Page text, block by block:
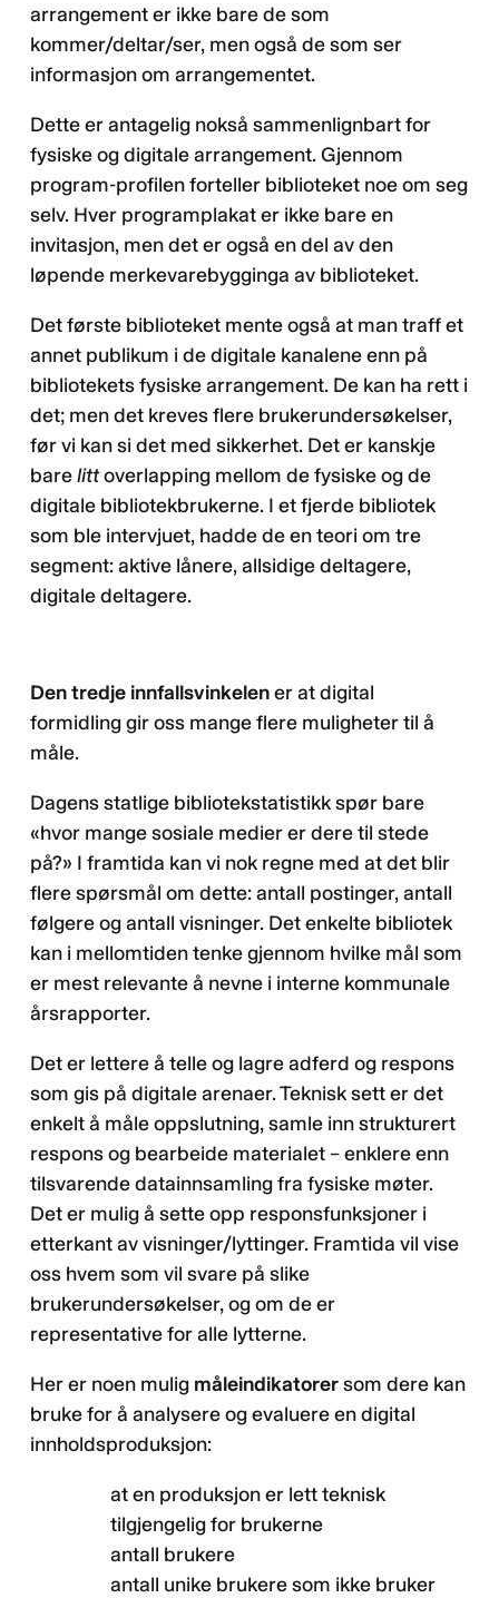
arrangement er ikke bare de som
kommer/deltar/ser, men også de som ser
informasjon om arrangementet.
Dette er antagelig nokså sammenlignbart for
fysiske og digitale arrangement. Gjennom
program-profilen forteller biblioteket noe om seg
selv. Hver programplakat er ikke bare en
invitasjon, men det er også en del av den
løpende merkevarebygginga av biblioteket.
Det første biblioteket mente også at man traff et
annet publikum i de digitale kanalene enn på
bibliotekets fysiske arrangement. De kan ha rett i
det; men det kreves flere brukerundersøkelser,
før vi kan si det med sikkerhet. Det er kanskje
barelittoverlapping mellom de fysiske og de
digitale bibliotekbrukerne. I et fjerde bibliotek
som ble intervjuet, hadde de en teori om tre
segment: aktive lånere, allsidige deltagere,
digitale deltagere.
Den tredje innfallsvinkelener at digital
formidling gir oss mange flere muligheter til å
måle.
Dagens statlige bibliotekstatistikk spør bare
«hvor mange sosiale medier er dere til stede
på?» I framtida kan vi nok regne med at det blir
flere spørsmål om dette: antall postinger, antall
følgere og antall visninger. Det enkelte bibliotek
kan i mellomtiden tenke gjennom hvilke mål som
er mest relevante å nevne i interne kommunale
årsrapporter.
Det er lettere å telle og lagre adferd og respons
som gis på digitale arenaer. Teknisk sett er det
enkelt å måle oppslutning, samle inn strukturert
respons og bearbeide materialet – enklere enn
tilsvarende datainnsamling fra fysiske møter.
Det er mulig å sette opp responsfunksjoner i
etterkant av visninger/lyttinger. Framtida vil vise
oss hvem som vil svare på slike
brukerundersøkelser, og om de er
representative for alle lytterne.
Her er noen mulig måleindikatorersom dere kan
bruke for å analysere og evaluere en digital
innholdsproduksjon:
at en produksjon er lett teknisk
tilgjengelig for brukerne
antall brukere
antall unike brukere som ikke bruker